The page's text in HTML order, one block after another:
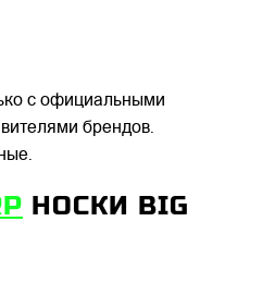
с официальными
брендов.
НОСКИ BIG